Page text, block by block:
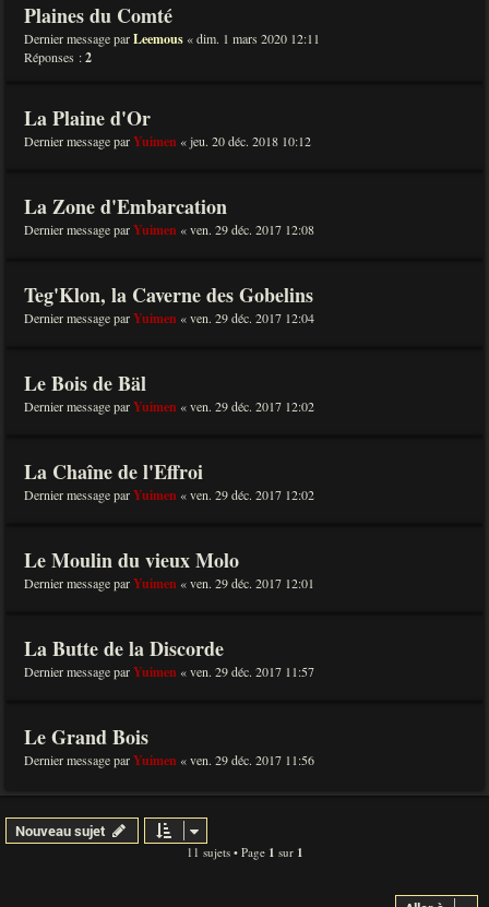
Plaines du Comté
Dernier message parLeemous «dim. 1 mars 2020 12:11
Réponses :2
La Plaine d'Or
Dernier message parYuimen «jeu. 20 déc. 2018 10:12
La Zone d'Embarcation
Dernier message parYuimen «ven. 29 déc. 2017 12:08
Teg'Klon, la Caverne des Gobelins
Dernier message parYuimen «ven. 29 déc. 2017 12:04
Le Bois de Bäl
Dernier message parYuimen «ven. 29 déc. 2017 12:02
La Chaîne de l'Effroi
Dernier message parYuimen «ven. 29 déc. 2017 12:02
Le Moulin du vieux Molo
Dernier message parYuimen «ven. 29 déc. 2017 12:01
La Butte de la Discorde
Dernier message parYuimen «ven. 29 déc. 2017 11:57
Le Grand Bois
Dernier message parYuimen «ven. 29 déc. 2017 11:56
Nouveau sujet
11 sujets • Page 1 sur 1